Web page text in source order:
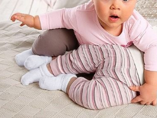
Увеличили
магазину
Смотреть